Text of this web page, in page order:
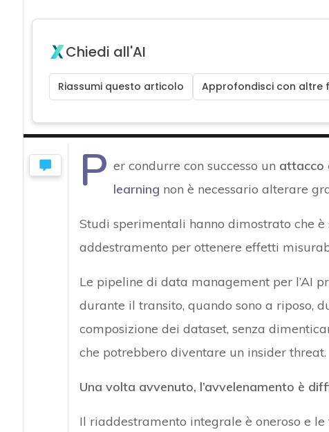
Chiedi all'AI
Riassumi questo articolo Approfondisci con altre
P er condurre con successo un attacco
learning non è necessario alterare
Studi sperimentali hanno dimostrato che
addestramento per ottenere effetti
Le pipeline di data management per l’AI
durante il transito, quando sono a riposo,
composizione dei dataset, senza
che potrebbero diventare un insider threat.
Una volta avvenuto, l’avvelenamento è
Il riaddestramento integrale è oneroso e